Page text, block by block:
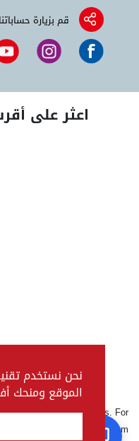
نحن نستخدم
الموقع ومنحك
قم بزيارة
اعثر على
from actual specifications. For
visit the nearest Showroom.